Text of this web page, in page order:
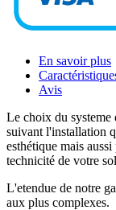
En savoir plus
Avis
Le choix du systeme
suivant l'installation
esthétique mais
technicité de votre
L'etendue de notre
aux plus complexes.